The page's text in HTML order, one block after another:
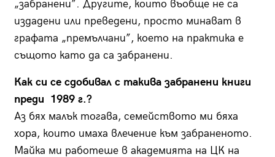
„забранени”. Другите, които въобще не са
издадени или преведени, просто минават в
графата „премълчани”, което на практика е
същото като да са забранени.
Как си се сдобивал с такива забранени книги
преди 1989 г.?
Аз бях малък тогава, семейството ми бяха
хора, които имаха влечение към забраненото.
Майка ми работеше в академията на ЦК на